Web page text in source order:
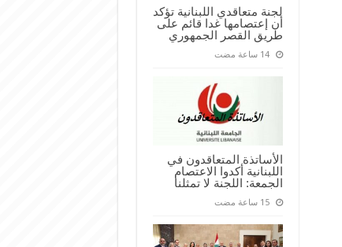
لجنة متعاقدي اللبنانية تؤكد
أن إعتصامها غدا قائم على
طريق القصر الجمهوري
‏14 ساعة مضت
الأساتذة المتعاقدون في
اللبنانية أكدوا الاعتصام
الجمعة: اللجنة لا تمثلنا
‏15 ساعة مضت